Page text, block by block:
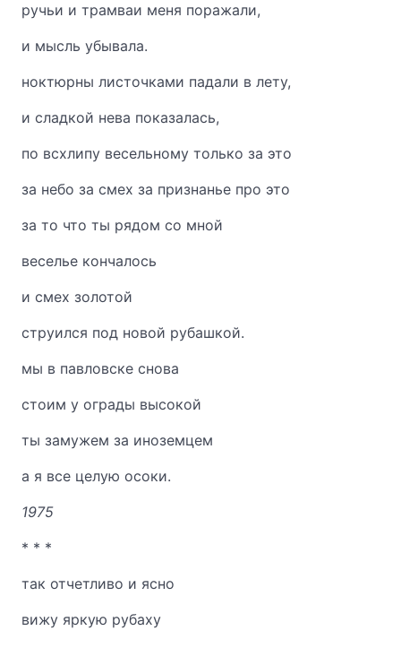
ручьи и трамваи меня поражали,
и мысль убывала.
ноктюрны листочками падали в лету,
и сладкой нева показалась,
по всхлипу весельному только за это
за небо за смех за признанье про это
за то что ты рядом со мной
веселье кончалось
и смех золотой
струился под новой рубашкой.
мы в павловске снова
стоим у ограды высокой
ты замужем за иноземцем
а я все целую осоки.
1975
* * *
так отчетливо и ясно
вижу яркую рубаху